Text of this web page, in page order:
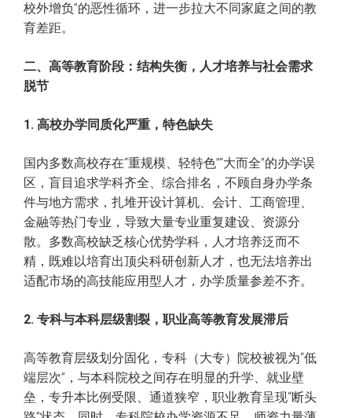
校外增负”的恶性循环，进一步拉大不同家庭之间的教
育差距。
二、高等教育阶段：结构失衡，人才培养与社会需求
脱节
1. 高校办学同质化严重，特色缺失
国内多数高校存在“重规模、轻特色”“大而全”的办学误
区，盲目追求学科齐全、综合排名，不顾自身办学条
件与地方需求，扎堆开设计算机、会计、工商管理、
金融等热门专业，导致大量专业重复建设、资源分
散。多数高校缺乏核心优势学科，人才培养泛而不
精，既难以培育出顶尖科研创新人才，也无法培养出
适配市场的高技能应用型人才，办学质量参差不齐。
2. 专科与本科层级割裂，职业高等教育发展滞后
高等教育层级划分固化，专科（大专）院校被视为“低
端层次”，与本科院校之间存在明显的升学、就业壁
垒，专升本比例受限、通道狭窄，职业教育呈现“断头